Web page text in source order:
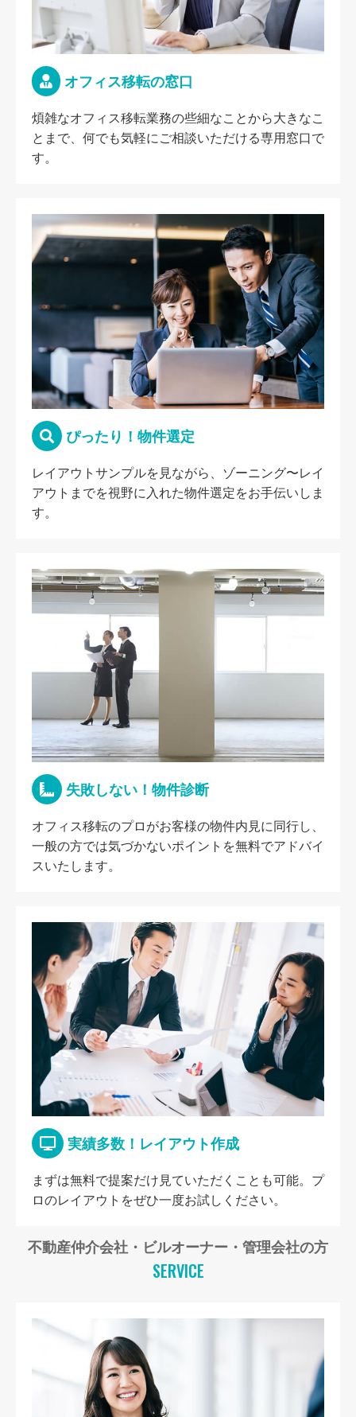
オフィス移転の窓口
煩雑なオフィス移転業務の些細なことから大きなこ
とまで、何でも気軽にご相談いただける専用窓口で
す。
ぴったり！物件選定
レイアウトサンプルを見ながら、ゾーニング〜レイ
アウトまでを視野に入れた物件選定をお手伝いしま
す。
失敗しない！物件診断
オフィス移転のプロがお客様の物件内見に同行し、
一般の方では気づかないポイントを無料でアドバイ
スいたします。
実績多数！レイアウト作成
まずは無料で提案だけ見ていただくことも可能。プ
ロのレイアウトをぜひ一度お試しください。
不動産仲介会社・ビルオーナー・管理会社の方
SERVICE